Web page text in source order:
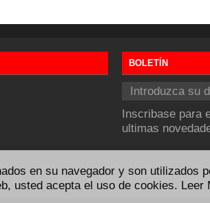
BOLETÍN
Inscribase para
ultimas
en su navegador y son utilizados
usted acepta el uso de cookies. Leer